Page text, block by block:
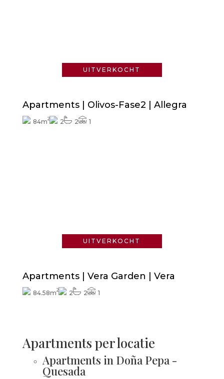
UITVERKOCHT
Apartments | Olivos-Fase2 | Allegra
84m2 2 2 1
UITVERKOCHT
Apartments | Vera Garden | Vera
84.58m2 2 2 1
Apartments per locatie
Apartments in Doña Pepa -
Quesada